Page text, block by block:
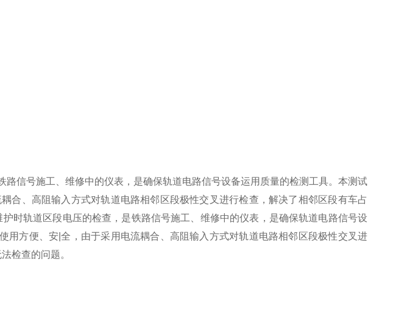
路信号施工、维修中的仪表，是确保轨道电路信号设备运用质量的检测工具。本测试
合、高阻输入方式对轨道电路相邻区段极性交叉进行检查，解决了相邻区段有车占
时轨道区段电压的检查，是铁路信号施工、维修中的仪表，是确保轨道电路信号设
用方便、安|全，由于采用电流耦合、高阻输入方式对轨道电路相邻区段极性交叉进
检查的问题。